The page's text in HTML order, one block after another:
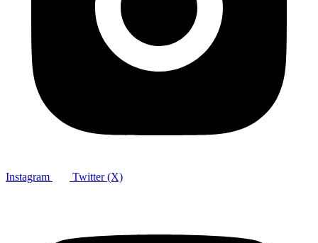
Instagram Twitter (X)